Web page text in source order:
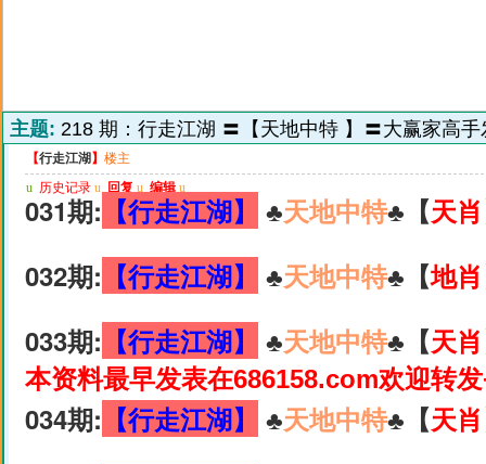
主题: 218 期：行走江湖 〓【天地中特 】〓大赢家高手
【行走江湖 】 楼主
u 历史记录 u 回复 u 编辑 u
031期: 【行走江湖】 ♣️天地中特♣️【天肖
032期: 【行走江湖】 ♣️天地中特♣️【地肖
033期: 【行走江湖】 ♣️天地中特♣️【天肖
本资料最早发表在686158.com欢迎转
034期: 【行走江湖】 ♣️天地中特♣️【天肖